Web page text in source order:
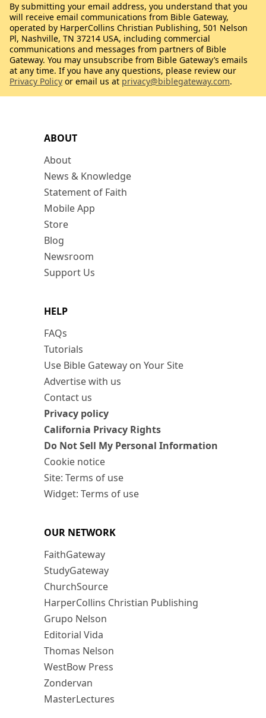
ABOUT
About
News & Knowledge
Statement of Faith
Mobile App
Store
Blog
Newsroom
Support Us
HELP
FAQs
Tutorials
Use Bible Gateway on Your Site
Advertise with us
Contact us
Privacy policy
California Privacy Rights
Do Not Sell My Personal Information
Cookie notice
Site: Terms of use
Widget: Terms of use
OUR NETWORK
FaithGateway
StudyGateway
ChurchSource
HarperCollins Christian Publishing
Grupo Nelson
Editorial Vida
Thomas Nelson
WestBow Press
Zondervan
MasterLectures
By submitting your email address, you understand that you
will receive email communications from Bible Gateway,
operated by HarperCollins Christian Publishing, 501 Nelson
Pl, Nashville, TN 37214 USA, including commercial
communications and messages from partners of Bible
Gateway. You may unsubscribe from Bible Gateway’s emails
at any time. If you have any questions, please review our
Privacy Policy or email us at privacy@biblegateway.com.